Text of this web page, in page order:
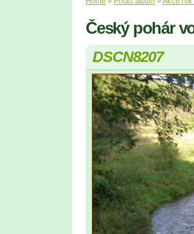
Český pohár
DSCN8207